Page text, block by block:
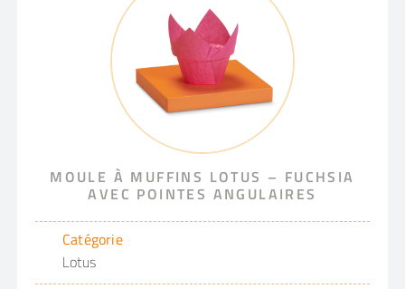
MOULE À MUFFINS LOTUS – FUCHSIA
AVEC POINTES ANGULAIRES
Catégorie
Lotus